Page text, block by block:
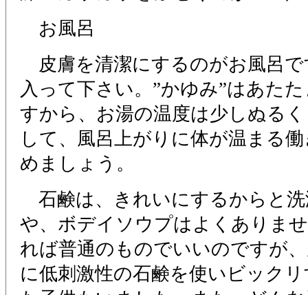
お風呂
皮膚を清潔にするのがお風呂で
入って下さい。”かゆみ”はあた
すから、お湯の温度は少しぬる
して、風呂上がりに体が温まる
めましょう。
石鹸は、きれいにするからと
や、ボデイソウプはよくありま
れば普通のものでいいのですが
に低刺激性の石鹸を使いビック